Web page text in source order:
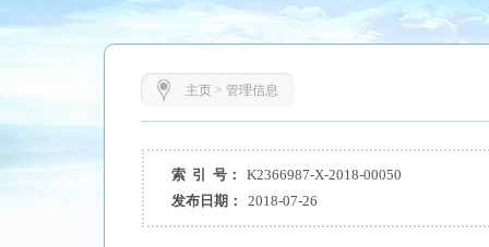
主页> 管理信息
索 引 号：
K2366987-X-2018-00050
发布日期：
2018-07-26